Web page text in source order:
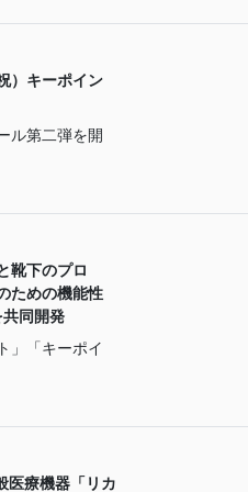
）キーポイン
ル第二弾を開
靴下のプロ
ための機能性
同開発
」「キーポイ
医療機器「リカ